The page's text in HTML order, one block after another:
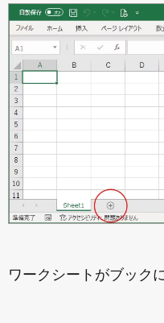
ワークシートがブック